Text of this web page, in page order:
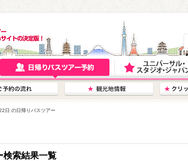
日 の日帰りバスツアー
検索結果一覧